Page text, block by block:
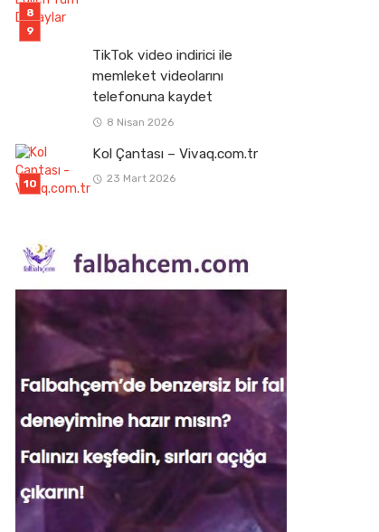
TikTok video indirici ile
memleket videolarını
telefonuna kaydet
8 Nisan 2026
Kol Çantası – Vivaq.com.tr
23 Mart 2026